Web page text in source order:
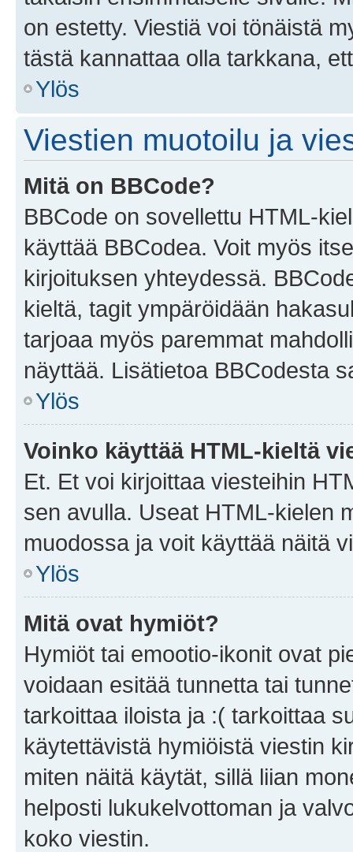
on estetty. Viestiä voi tönäistä
tästä kannattaa olla tarkkana,
Ylös
Viestien muotoilu ja
Mitä on BBCode?
BBCode on sovellettu HTML-
käyttää BBCodea. Voit myös
kirjoituksen yhteydessä.
kieltä, tagit ympäröidään
tarjoaa myös paremmat
näyttää. Lisätietoa BBCodesta
Ylös
Voinko käyttää HTML-kieltä
Et. Et voi kirjoittaa viesteihin
sen avulla. Useat HTML-kielen
muodossa ja voit käyttää näitä
Ylös
Mitä ovat hymiöt?
Hymiöt tai emootio-ikonit ovat
voidaan esitää tunnetta tai
tarkoittaa iloista ja :( tarkoittaa
käytettävistä hymiöistä viestin
miten näitä käytät, sillä liian
helposti lukukelvottoman ja
koko viestin.